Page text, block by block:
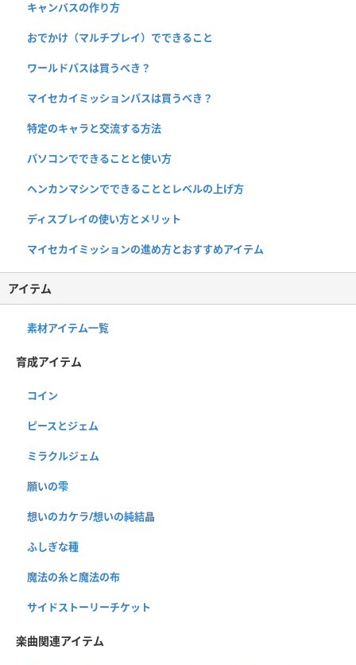
キャンバスの作り方
おでかけ（マルチプレイ）でできること
ワールドパスは買うべき？
マイセカイミッションパスは買うべき？
特定のキャラと交流する方法
パソコンでできることと使い方
ヘンカンマシンでできることとレベルの上げ方
ディスプレイの使い方とメリット
マイセカイミッションの進め方とおすすめアイテム
アイテム
素材アイテム一覧
育成アイテム
コイン
ピースとジェム
ミラクルジェム
願いの雫
想いのカケラ/想いの純結晶
ふしぎな種
魔法の糸と魔法の布
サイドストーリーチケット
楽曲関連アイテム